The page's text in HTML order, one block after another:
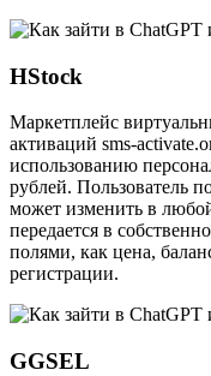
HStock
Маркетплейс
активаций sms-
использованию
рублей. Пользователь
может изменить в
передается в
полями, как цена,
регистрации.
GGSEL